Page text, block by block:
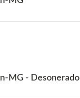
MG - Desonerado